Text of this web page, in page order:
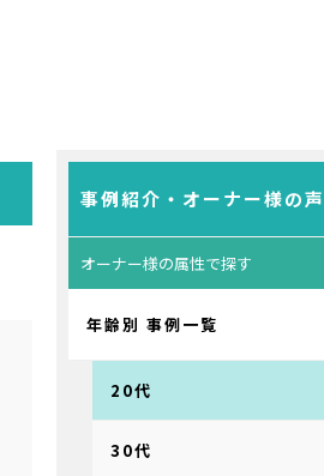
事例紹介・オーナー様の声
オーナー様の属性で探す
年齢別 事例一覧
20代
30代